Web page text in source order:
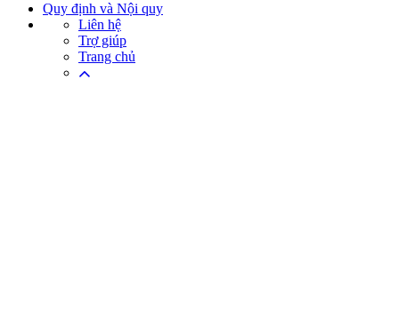
Quy định và Nội quy
Liên hệ
Trợ giúp
Trang chủ